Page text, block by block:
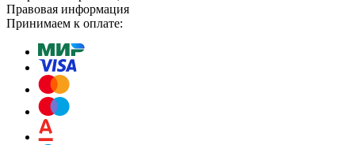
Правовая информация
Принимаем к оплате: